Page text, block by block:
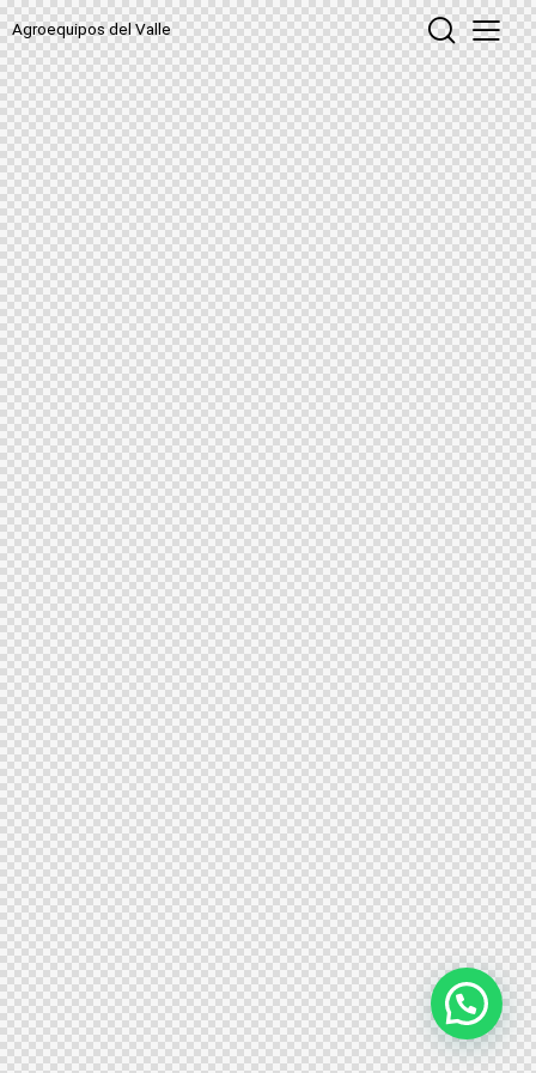
Agroequipos del Valle